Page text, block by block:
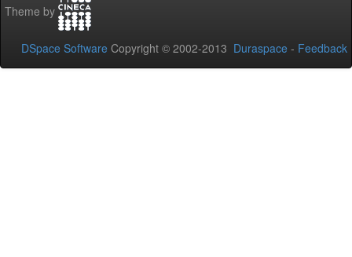
Theme by
DSpace Software Copyright © 2002-2013 Duraspace - Feedback